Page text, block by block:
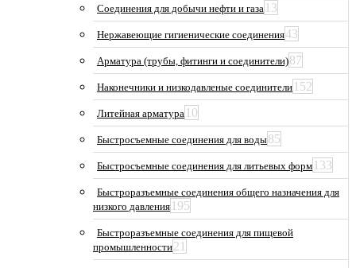
Соединения для добычи нефти и газа 13
Нержавеющие гигиенические соединения43
Арматура (трубы, фитинги и соединители)87
Наконечники и низкодавленые соединители 152
Литейная арматура 10
Быстросъемные соединения для воды85
Быстросъемные соединения для литьевых форм 133
Быстроразъемные соединения общего назначения для
низкого давления 195
Быстроразъемные соединения для пищевой
промышленности21